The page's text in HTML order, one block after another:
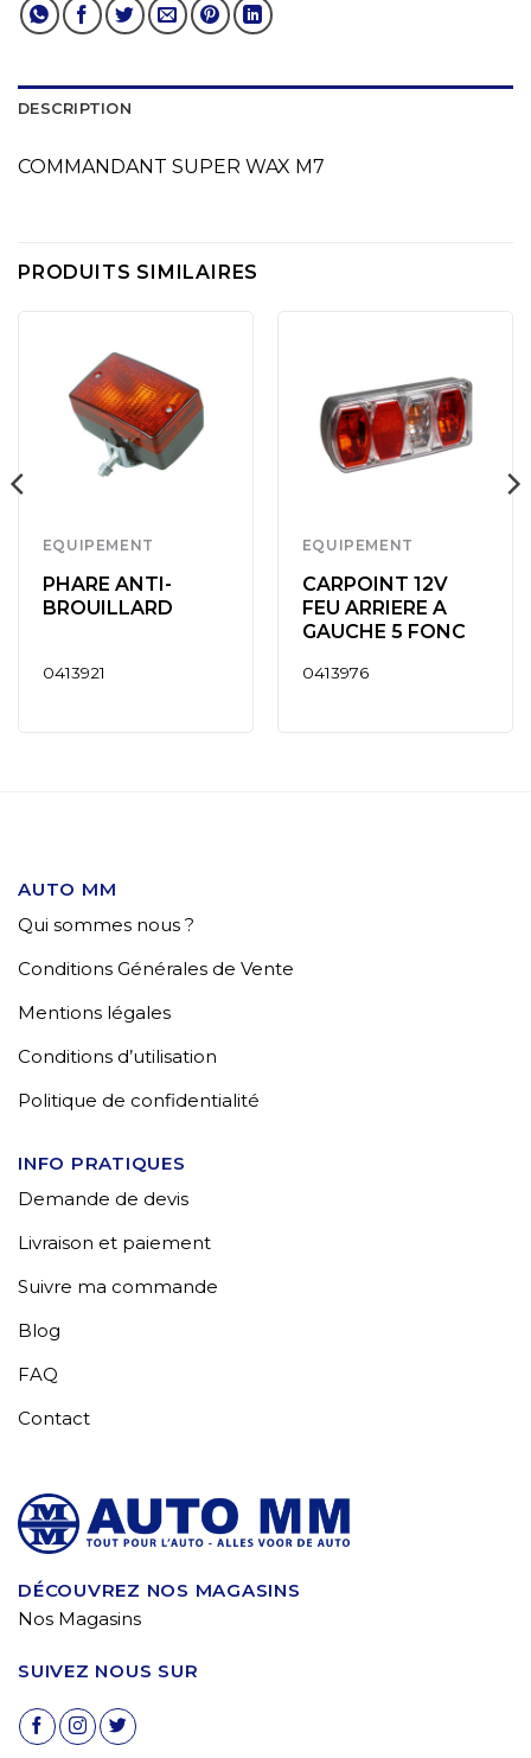
DESCRIPTION
COMMANDANT SUPER WAX M7
PRODUITS SIMILAIRES
EQUIPEMENT
PHARE ANTI-
BROUILLARD
0413921
EQUIPEMENT
CARPOINT 12V
FEU ARRIERE A
GAUCHE 5 FONC
0413976
AUTO MM
Qui sommes nous ?
Conditions Générales de Vente
Mentions légales
Conditions d’utilisation
Politique de confidentialité
INFO PRATIQUES
Demande de devis
Livraison et paiement
Suivre ma commande
Blog
FAQ
Contact
DÉCOUVREZ NOS MAGASINS
Nos Magasins
SUIVEZ NOUS SUR